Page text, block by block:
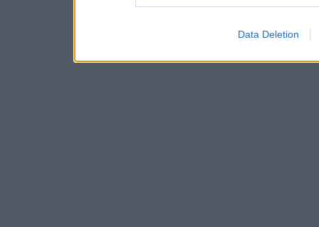
Data Deletion